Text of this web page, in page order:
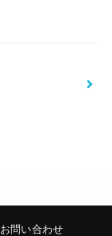
お問い合わせ